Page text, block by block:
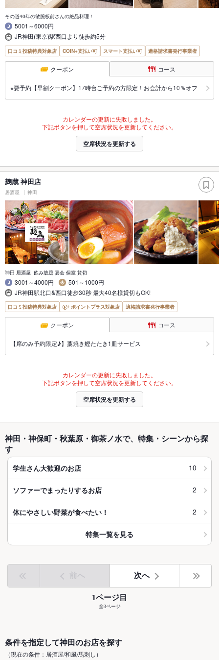
その道40年の敏腕板前さんの絶品料理！
5001～6000円
JR神田(東京)駅西口より徒歩約5分
口コミ投稿特典対象店 COIN+支払い可 スマート支払い可 適格請求書発行事業者
クーポン コース
※要予約【早割クーポン】17時台ご予約の方限定！お会計から10％オフ
カレンダーの更新に失敗しました。
下記ボタンを押して空席状況を更新してください。
空席状況を更新する
麹蔵 神田店
居酒屋 神田
神田 居酒屋 飲み放題 宴会 個室 貸切
3001～4000円
501～1000円
JR神田駅北口&西口徒歩30秒 最大40名様貸切もOK!
口コミ投稿特典対象店 ポイントプラス対象店 適格請求書発行事業者
クーポン コース
【席のみ予約限定♪】藁焼き鰹たたき1皿サービス
カレンダーの更新に失敗しました。
下記ボタンを押して空席状況を更新してください。
空席状況を更新する
神田・神保町・秋葉原・御茶ノ水で、特集・シーンから探
す
学生さん大歓迎のお店 10
ソファーでまったりするお店 2
体にやさしい野菜が食べたい！ 2
特集一覧を見る
前へ 次へ
1ページ目
全3ページ
条件を指定して神田のお店を探す
（現在の条件：居酒屋/和風/馬刺し）